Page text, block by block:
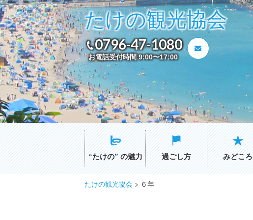
たけの観光協会
0796-47-1080
お電話受付時間 9:00〜17:00
“たけの” の魅力 過ごし方 みどころ
たけの観光協会 > ６年